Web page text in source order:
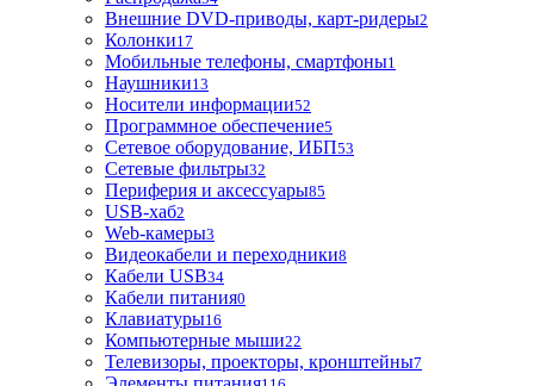
Внешние DVD-приводы, карт-ридеры2
Колонки17
Мобильные телефоны, смартфоны1
Наушники13
Носители информации52
Программное обеспечение5
Сетевое оборудование, ИБП53
Сетевые фильтры32
Периферия и аксессуары85
USB-хаб2
Web-камеры3
Видеокабели и переходники8
Кабели USB34
Кабели питания0
Клавиатуры16
Компьютерные мыши22
Телевизоры, проекторы, кронштейны7